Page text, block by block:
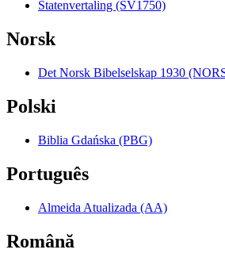
Statenvertaling (SV1750)
Norsk
Det Norsk Bibelselskap 1930
Polski
Biblia Gdańska (PBG)
Português
Almeida Atualizada (AA)
Română